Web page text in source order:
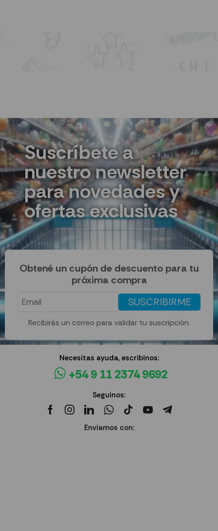
Suscríbete a
nuestro newsletter
para novedades y
ofertas exclusivas
Obtené un cupón de descuento para tu
próxima compra
SUSCRIBIRME
Recibirás un correo para validar tu suscripción.
Necesitas ayuda, escribinos:
+54 9 11 2374 9692
Seguinos:
Enviamos con: